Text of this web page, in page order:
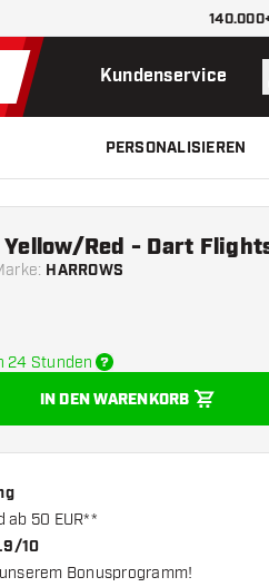
Kundenservice
PERSONALISIEREN
: HARROWS
Red - Dart
24 Stunden
IN DEN WARENKORB
ab 50 EUR**
10
Bonusprogramm!